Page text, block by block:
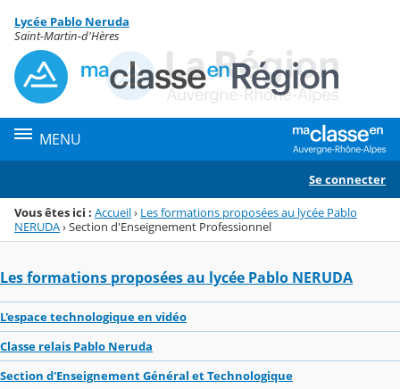
Menu de la rubrique
Contenu
Lycée Pablo Neruda
Saint-Martin-d'Hères
MENU
Se connecter
Vous êtes ici : Accueil› Les formations proposées au lycée Pablo
NERUDA›Section d'Enseignement Professionnel
Les formations proposées au lycée Pablo NERUDA
L'espace technologique en vidéo
Classe relais Pablo Neruda
Section d'Enseignement Général et Technologique